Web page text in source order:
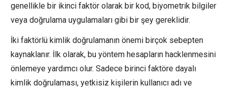
genellikle bir ikinci faktör olarak bir kod, biyometrik bilgiler
veya doğrulama uygulamaları gibi bir şey gereklidir.
İki faktörlü kimlik doğrulamanın önemi birçok sebepten
kaynaklanır. İlk olarak, bu yöntem hesapların hacklenmesini
önlemeye yardımcı olur. Sadece birinci faktöre dayalı
kimlik doğrulaması, yetkisiz kişilerin kullanıcı adı ve